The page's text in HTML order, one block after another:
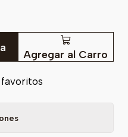
Agregar al Carro